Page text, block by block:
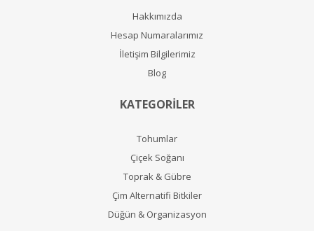
Hakkımızda
Hesap Numaralarımız
İletişim Bilgilerimiz
Blog
KATEGORİLER
Tohumlar
Çiçek Soğanı
Toprak & Gübre
Çim Alternatifi Bitkiler
Düğün & Organizasyon